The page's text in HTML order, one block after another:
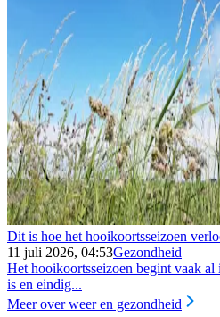
Dit is hoe het hooikoortsseizoen
11 juli 2026, 04:53Gezondheid
Het hooikoortsseizoen begint vaak al
is en eindig...
Meer over weer en gezondheid